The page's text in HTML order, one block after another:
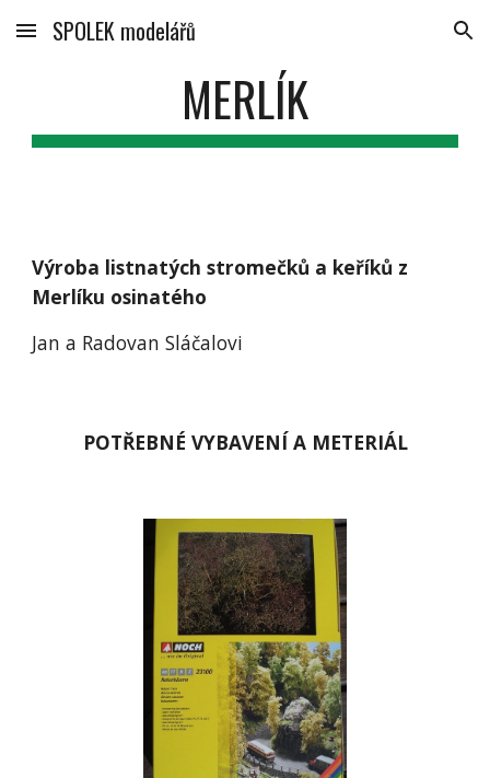
Skip to main content Skip to navigation
SPOLEK modelářů
MERLÍK
Výroba listnatých stromečků a keříků z
Merlíku osinatého
Jan a Radovan Sláčalovi
POTŘEBNÉ VYBAVENÍ A METERIÁL